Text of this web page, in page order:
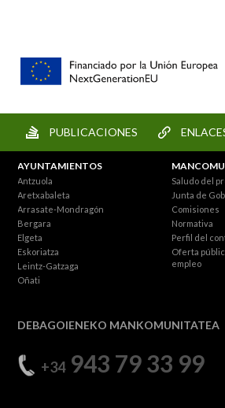
PUBLICACIONES
AYUNTAMIENTOS
Antzuola
Aretxabaleta
Arrasate-Mondragón
Bergara
Elgeta
Eskoriatza
Leintz-Gatzaga
Oñati
Saludo del
Junta de
Comisiones
Normativa
Perfil del
Oferta
empleo
DEBAGOIENEKO MANKOMUNITATEA
+34943 79 33 99